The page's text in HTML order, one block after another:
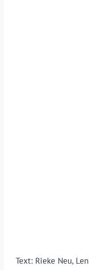
Text: Rieke Neu,